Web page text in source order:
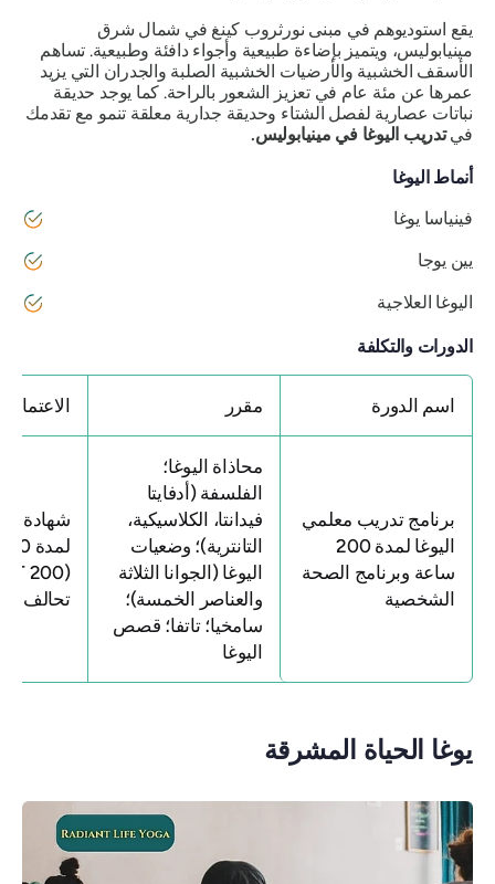
يقع استوديوهم في مبنى نورثروب كينغ في شمال شرق
مينيابوليس، ويتميز بإضاءة طبيعية وأجواء دافئة وطبيعية. تساهم
الأسقف الخشبية والأرضيات الخشبية الصلبة والجدران التي يزيد
عمرها عن مئة عام في تعزيز الشعور بالراحة. كما يوجد حديقة
نباتات عصارية لفصل الشتاء وحديقة جدارية معلقة تنمو مع تقدمك
في تدريب اليوغا في مينيابوليس.
أنماط اليوغا
فينياسا يوغا
يين يوجا
اليوغا العلاجية
الدورات والتكلفة
اسم الدورة مقرر الاعتماد
برنامج تدريب معلمي
اليوغا لمدة 200
ساعة وبرنامج الصحة
الشخصية
محاذاة اليوغا؛
الفلسفة (أدفايتا
فيدانتا، الكلاسيكية،
التانترية)؛ وضعيات
اليوغا (الجوانا الثلاثة
والعناصر الخمسة)؛
سامخيا؛ تاتفا؛ قصص
اليوغا
شهادة
تحالف
يوغا الحياة المشرقة